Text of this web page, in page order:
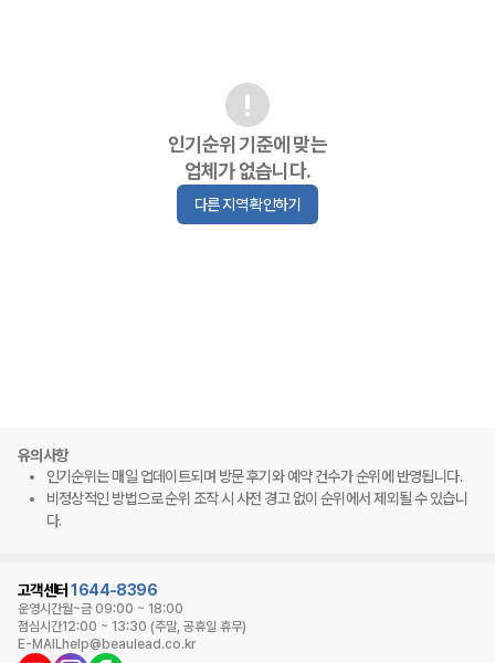
인기순위 기준에 맞는
업체가 없습니다.
다른 지역 확인하기
유의사항
인기순위는 매일 업데이트되며 방문 후기와 예약 건수가 순위에 반영됩니다.
비정상적인 방법으로 순위 조작 시 사전 경고 없이 순위에서 제외될 수 있습니
다.
고객센터 1644-8396
운영시간월~금 09:00 ~ 18:00
점심시간12:00 ~ 13:30 (주말, 공휴일 휴무)
E-MAILhelp@beaulead.co.kr